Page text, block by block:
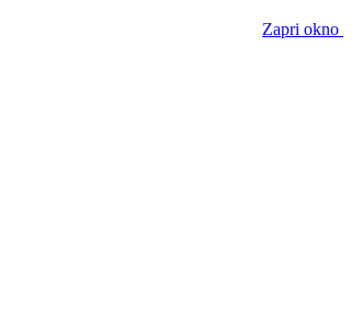
Zapri okno